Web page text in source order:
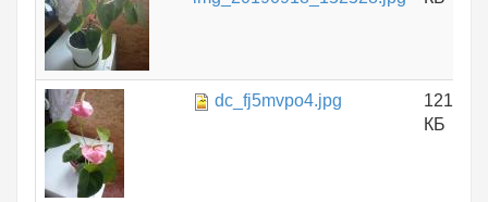
dc_fj5mvpo4.jpg
121.14
КБ